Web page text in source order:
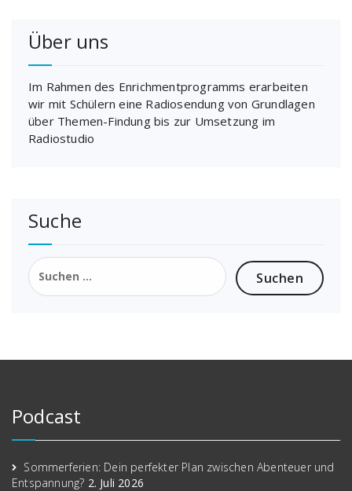
Über uns
Im Rahmen des Enrichmentprogramms erarbeiten
wir mit Schülern eine Radiosendung von Grundlagen
über Themen-Findung bis zur Umsetzung im
Radiostudio
Suche
Suchen
nach:
Podcast
Sommerferien: Dein perfekter Plan zwischen Abenteuer und
Entspannung? 2. Juli 2026